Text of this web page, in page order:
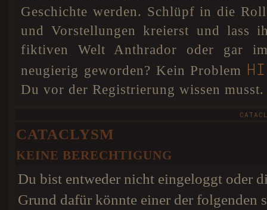
befindet. Als besonderes Add-on könnt ihr in eurem
Profil sogar eine Farbe für euren Pin wählen! Dafür
wurde extra ein Colorpicker im Nutzerprofil eingebaut.
HIER
Geschichte werden. Schlüpf in die
und Vorstellungen kreierst und lass
fiktiven Welt Anthrador oder gar
neugierig geworden? Kein Problem
Du vor der Registrierung wissen musst.
CATACLYSM
KEINE BERECHTIGUNG
Du bist entweder nicht eingeloggt oder
Grund dafür könnte einer der folgenden